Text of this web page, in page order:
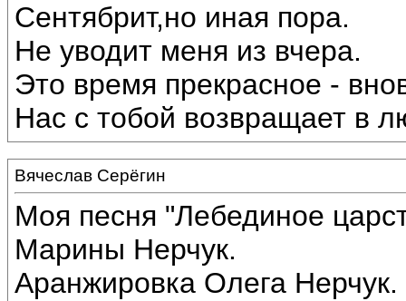
Сентябрит,но иная пора.
Не уводит меня из вчера.
Это время прекрасное -
Нас с тобой возвращает в
Вячеслав Серёгин
Моя песня "Лебединое
Марины Нерчук.
Аранжировка Олега